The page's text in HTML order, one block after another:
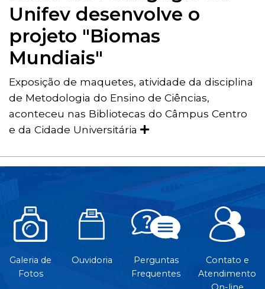
Unifev desenvolve o
projeto "Biomas
Mundiais"
Exposição de maquetes, atividade da disciplina
de Metodologia do Ensino de Ciências,
aconteceu nas Bibliotecas do Câmpus Centro
e da Cidade Universitária
Galeria de
Fotos
Ouvidoria
Perguntas
Frequentes
Contato e
Atendimento